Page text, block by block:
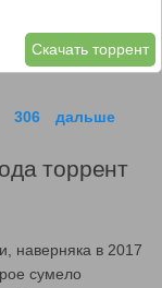
Скачать торрент
306 дальше
торрент
наверняка в 2017
сумело